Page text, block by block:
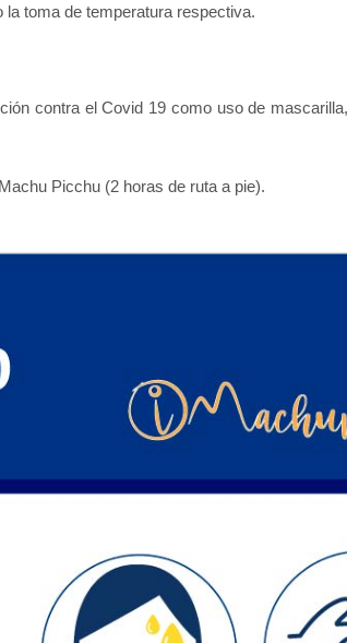
toma de temperatura respectiva.
contra el Covid 19 como uso de
Picchu (2 horas de ruta a pie).